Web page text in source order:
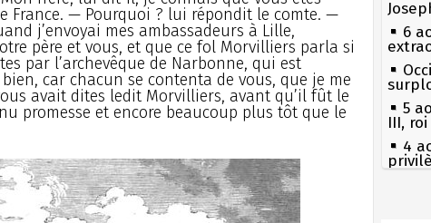
France. — Pourquoi ? lui répondit le comte. —
j’envoyai mes ambassadeurs à Lille,
père et vous, et que ce fol Morvilliers parla si
par l’archevêque de Narbonne, qui est
car chacun se contenta de vous, que je me
avait dites ledit Morvilliers, avant qu’il fût le
promesse et encore beaucoup plus tôt que le
6
5
III,
4